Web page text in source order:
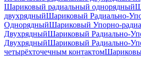
Шариковый радиальный однорядный
двухрядныйШариковый Радиально-
ОднорядныйШариковый Упорно-
ДвухрядныйШариковый Радиально-
ДвухрядныйШариковый Радиально-
четырёхточечным контактом